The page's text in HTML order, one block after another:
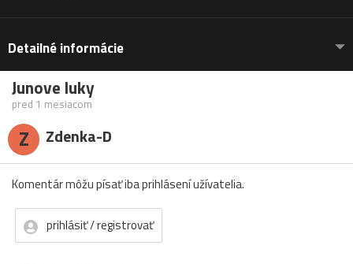
Detailné informácie
Junove luky
pred 1 mesiacom
Z Zdenka-D
Komentár môžu písať iba prihlásení užívatelia.
prihlásiť / registrovať